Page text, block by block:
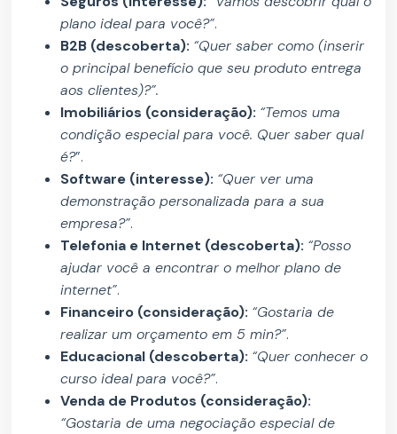
plano ideal para você?”.
B2B (descoberta): “Quer saber como (inserir
o principal benefício que seu produto entrega
aos clientes)?”.
Imobiliários (consideração): “Temos uma
condição especial para você. Quer saber qual
é?”.
Software (interesse): “Quer ver uma
demonstração personalizada para a sua
empresa?”.
Telefonia e Internet (descoberta): “Posso
ajudar você a encontrar o melhor plano de
internet”.
Financeiro (consideração): “Gostaria de
realizar um orçamento em 5 min?”.
Educacional (descoberta): “Quer conhecer o
curso ideal para você?”.
Venda de Produtos (consideração):
“Gostaria de uma negociação especial de